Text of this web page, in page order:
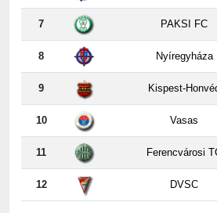
8 Nyíregyháza
9 Kispest-Honvéd
10 Vasas
11 Ferencvárosi TC
12 DVSC